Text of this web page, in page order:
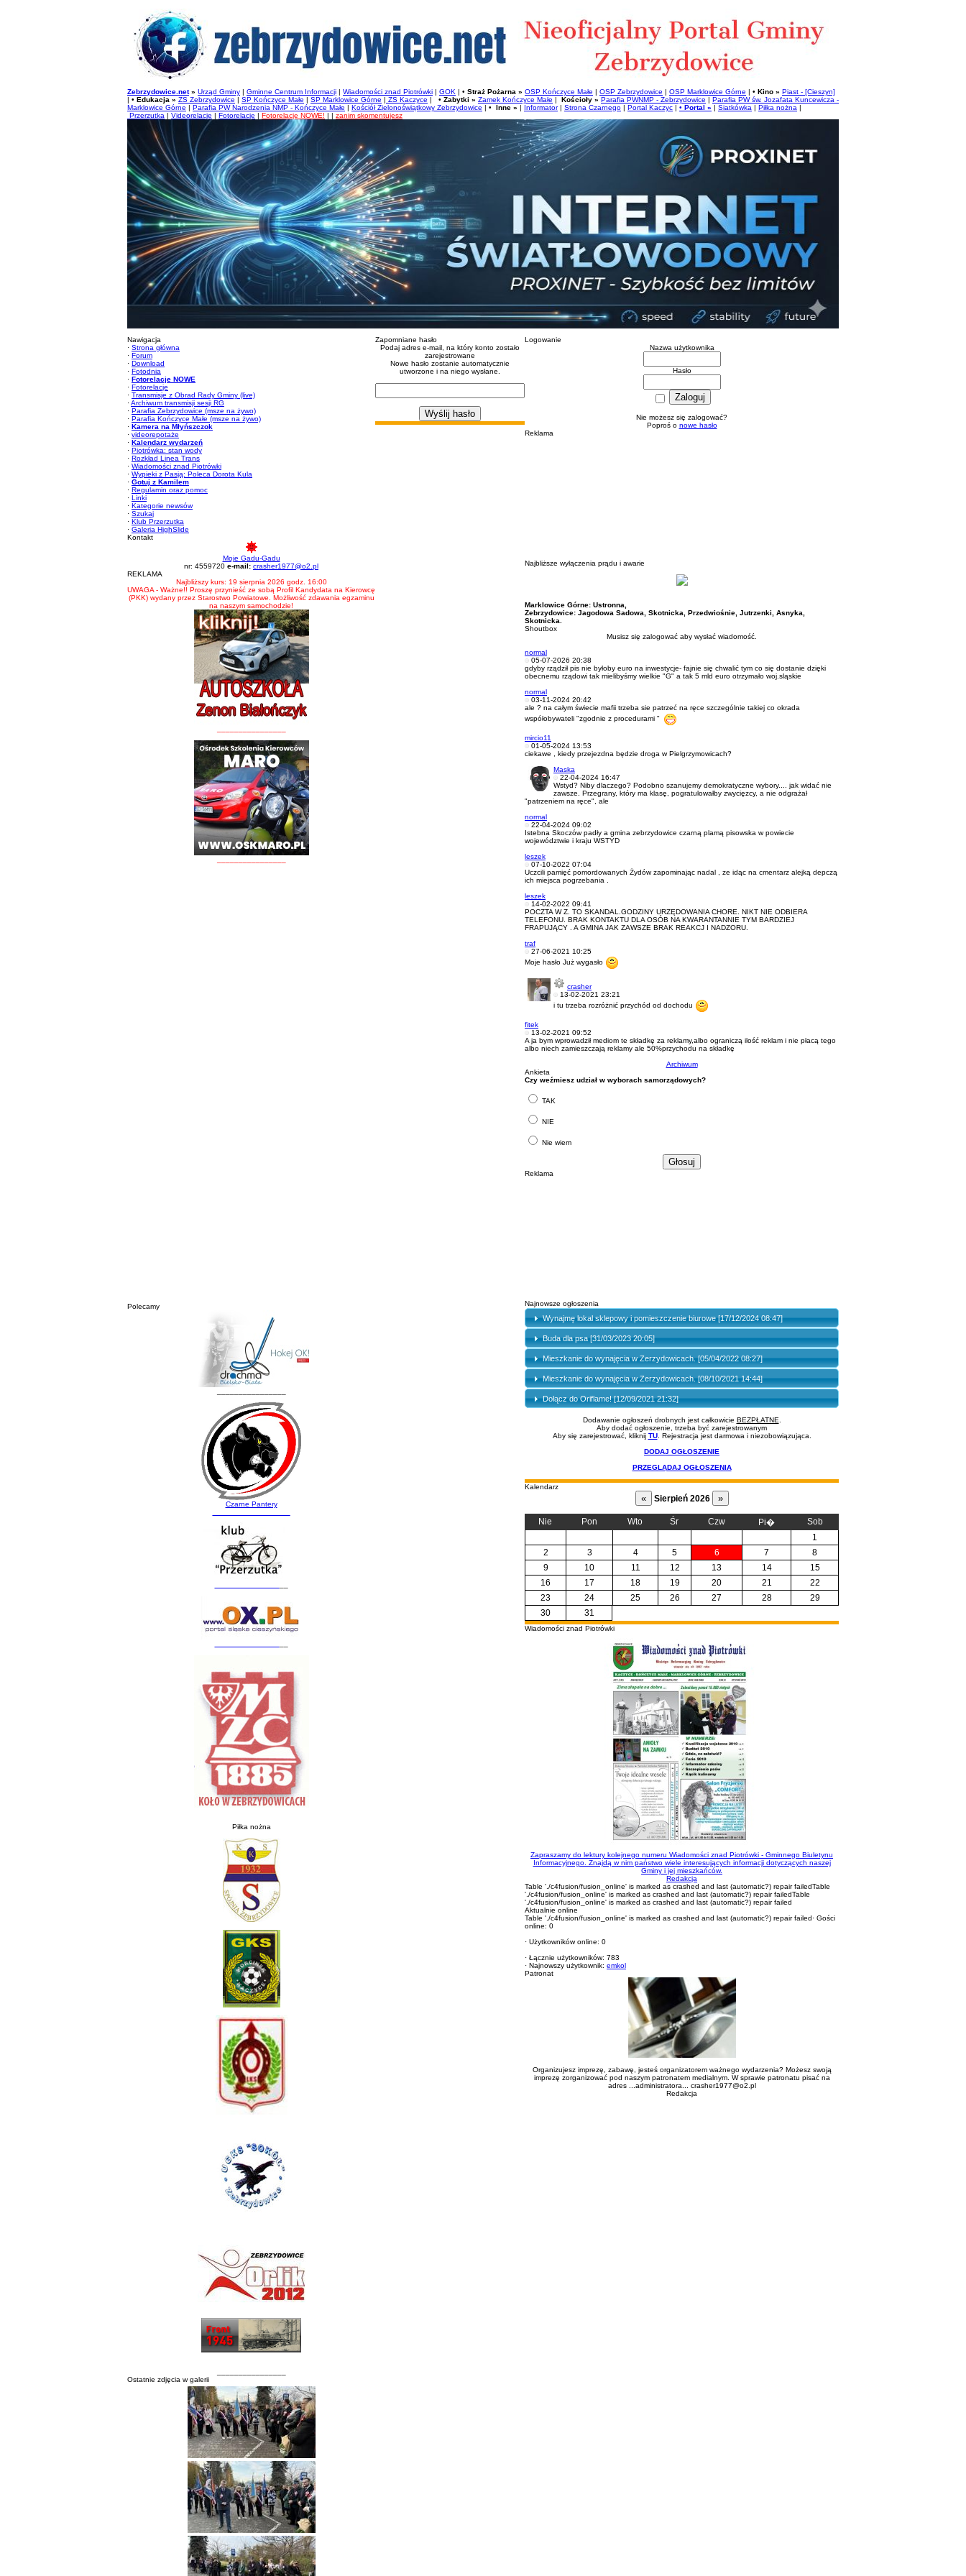
Zebrzydowice.net» Urząd Gminy | Gminne Centrum Informacji | Wiadomości znad Piotrówki | GOK | • Straż Pożarna » OSP Kończyce Małe | OSP Zebrzydowice | OSP Marklowice Górne | • Kino » Piast - [Cieszyn]
| • Edukacja » ZS Zebrzydowice | SP Kończyce Małe | SP Marklowice Górne | ZS Kaczyce | • Zabytki » Zamek Kończyce Małe | Kościoły » Parafia PWNMP - Zebrzydowice | Parafia PW św. Jozafata Kuncewicza -
Marklowice Górne | Parafia PW Narodzenia NMP - Kończyce Małe | Kościół Zielonoświątkowy Zebrzydowice | • Inne » | Informator| Strona Czarnego | Portal Kaczyc | • Portal » | Siatkówka | Piłka nożna |
Przerzutka | Videorelacje | Fotorelacje | Fotorelacje NOWE! | | zanim skomentujesz
Nawigacja
· Strona główna
· Forum
· Download
· Fotodnia
· Fotorelacje NOWE
· Fotorelacje
· Transmisje z Obrad Rady Gminy (live)
·Archiwum transmisji sesji RG
· Parafia Zebrzydowice (msze na żywo)
· Parafia Kończyce Małe (msze na żywo)
· Kamera na Młyńszczok
· videorepotaże
· Kalendarz wydarzeń
· Piotrówka: stan wody
· Rozkład Linea Trans
· Wiadomości znad Piotrówki
· Wypieki z Pasją: Poleca Dorota Kula
· Gotuj z Kamilem
· Regulamin oraz pomoc
· Linki
· Kategorie newsów
· Szukaj
· Klub Przerzutka
· Galeria HighSlide
Kontakt
Moje Gadu-Gadu
nr: 4559720 e-mail: crasher1977@o2.pl
REKLAMA
Najbliższy kurs: 19 sierpnia 2026 godz. 16:00
UWAGA - Ważne!! Proszę przynieść ze sobą Profil Kandydata na Kierowcę
(PKK) wydany przez Starostwo Powiatowe. Możliwość zdawania egzaminu
na naszym samochodzie!
Polecamy
Czarne Pantery
Piłka nożna
Ostatnie zdjęcia w galerii
Zapomniane hasło
Podaj adres e-mail, na który konto zostało
zarejestrowane
Nowe hasło zostanie automatycznie
utworzone i na niego wysłane.
Logowanie
Nazwa użytkownika
Hasło
Nie możesz się zalogować?
Poproś o nowe hasło
Reklama
Najbliższe wyłączenia prądu i awarie
Marklowice Górne: Ustronna,
Zebrzydowice: Jagodowa Sadowa, Skotnicka, Przedwiośnie, Jutrzenki, Asnyka,
Skotnicka.
Shoutbox
Musisz się zalogować aby wysłać wiadomość.
normal
05-07-2026 20:38
gdyby rządził pis nie byłoby euro na inwestycje- fajnie się chwalić tym co się dostanie dzięki
obecnemu rządowi tak mielibyśmy wielkie "G" a tak 5 mld euro otrzymało woj.sląskie
normal
03-11-2024 20:42
ale ? na całym świecie mafii trzeba sie patrzeć na ręce szczególnie takiej co okrada
współobywateli "zgodnie z procedurami "
mircio11
01-05-2024 13:53
ciekawe , kiedy przejezdna będzie droga w Pielgrzymowicach?
Maska
22-04-2024 16:47
Wstyd? Niby dlaczego? Podobno szanujemy demokratyczne wybory.... jak widać nie
zawsze. Przegrany, który ma klasę, pogratulowałby zwycięzcy, a nie odgrażał
"patrzeniem na ręce", ale
normal
22-04-2024 09:02
Istebna Skoczów padły a gmina zebrzydowice czarną plamą pisowska w powiecie
województwie i kraju WSTYD
leszek
07-10-2022 07:04
Uczcili pamięć pomordowanych Żydów zapominając nadal , ze idąc na cmentarz alejką depczą
ich miejsca pogrzebania .
leszek
14-02-2022 09:41
POCZTA W Z. TO SKANDAL.GODZINY URZĘDOWANIA CHORE. NIKT NIE ODBIERA
TELEFONU. BRAK KONTAKTU DLA OSÓB NA KWARANTANNIE TYM BARDZIEJ
FRAPUJĄCY . A GMINA JAK ZAWSZE BRAK REAKCJ I NADZORU.
traf
27-06-2021 10:25
Moje hasło Już wygasło
crasher
13-02-2021 23:21
i tu trzeba rozróżnić przychód od dochodu
fitek
13-02-2021 09:52
A ja bym wprowadził mediom te składkę za reklamy,albo ograniczą ilość reklam i nie płacą tego
albo niech zamieszczają reklamy ale 50%przychodu na składkę
Archiwum
Ankieta
Czy weźmiesz udział w wyborach samorządowych?
TAK
NIE
Nie wiem
Reklama
Najnowsze ogłoszenia
Wynajmę lokal sklepowy i pomieszczenie biurowe [17/12/2024 08:47]
Buda dla psa [31/03/2023 20:05]
Mieszkanie do wynajęcia w Zerzydowicach. [05/04/2022 08:27]
Mieszkanie do wynajęcia w Zerzydowicach. [08/10/2021 14:44]
Dołącz do Oriflame! [12/09/2021 21:32]
Dodawanie ogłoszeń drobnych jest całkowicie BEZPŁATNE
Aby dodać ogłoszenie, trzeba być zarejestrowanym
Aby się zarejestrować, kliknij TU. Rejestracja jest darmowa i niezobowiązująca.
DODAJ OGŁOSZENIE
PRZEGLĄDAJ OGŁOSZENIA
Kalendarz
Sierpień 2026
Nie Pon Wto Śr Czw Pi�
Sob
1
2
3 4 5 6 7
8
9
10 11 12 13 14
15
16
17 18 19 20 21
22
23
24 25 26 27 28
29
30
31
Wiadomości znad Piotrówki
Zapraszamy do lektury kolejnego numeru Wiadomości znad Piotrówki - Gminnego Biuletynu
Informacyjnego. Znajdą w nim państwo wiele interesujących informacji dotyczących naszej
Gminy i jej mieszkańców.
Redakcja
Table './c4fusion/fusion_online' is marked as crashed and last (automatic?) repair failedTable
'./c4fusion/fusion_online' is marked as crashed and last (automatic?) repair failedTable
'./c4fusion/fusion_online' is marked as crashed and last (automatic?) repair failed
Aktualnie online
Table './c4fusion/fusion_online' is marked as crashed and last (automatic?) repair failed· Gości
online: 0
· Użytkowników online: 0
· Łącznie użytkowników: 783
· Najnowszy użytkownik: emkol
Patronat
Organizujesz imprezę, zabawę, jesteś organizatorem ważnego wydarzenia? Możesz swoją
imprezę zorganizować pod naszym patronatem medialnym. W sprawie patronatu pisać na
adres ...administratora... crasher1977@o2.pl
Redakcja